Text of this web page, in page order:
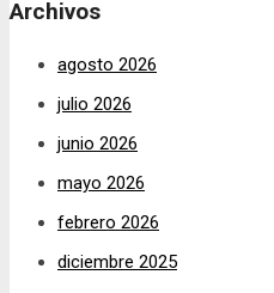
Archivos
agosto 2026
julio 2026
junio 2026
mayo 2026
febrero 2026
diciembre 2025